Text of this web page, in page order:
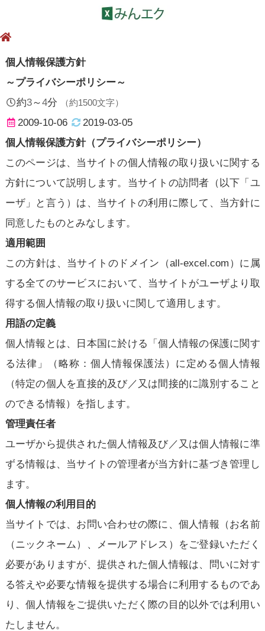
個人情報保護方針
～プライバシーポリシー～
約3～4分 （約1500文字）
2009-10-06
2019-03-05
個人情報保護方針（プライバシーポリシー）
このページは、当サイトの個人情報の取り扱いに関する
方針について説明します。当サイトの訪問者（以下「ユ
ーザ」と言う）は、当サイトの利用に際して、当方針に
同意したものとみなします。
適用範囲
この方針は、当サイトのドメイン（all-excel.com）に属
する全てのサービスにおいて、当サイトがユーザより取
得する個人情報の取り扱いに関して適用します。
用語の定義
個人情報とは、日本国に於ける「個人情報の保護に関す
る法律」（略称：個人情報保護法）に定める個人情報
（特定の個人を直接的及び／又は間接的に識別すること
のできる情報）を指します。
管理責任者
ユーザから提供された個人情報及び／又は個人情報に準
ずる情報は、当サイトの管理者が当方針に基づき管理し
ます。
個人情報の利用目的
当サイトでは、お問い合わせの際に、個人情報（お名前
（ニックネーム）、メールアドレス）をご登録いただく
必要がありますが、提供された個人情報は、問いに対す
る答えや必要な情報を提供する場合に利用するものであ
り、個人情報をご提供いただく際の目的以外では利用い
たしません。